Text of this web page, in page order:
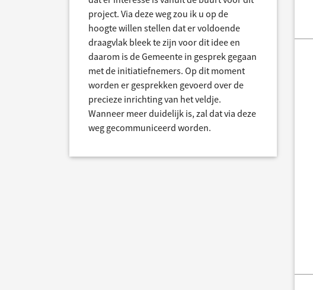
project. Via deze weg zou ik u op de
hoogte willen stellen dat er voldoende
draagvlak bleek te zijn voor dit idee en
daarom is de Gemeente in gesprek gegaan
met de initiatiefnemers. Op dit moment
worden er gesprekken gevoerd over de
precieze inrichting van het veldje.
Wanneer meer duidelijk is, zal dat via deze
weg gecommuniceerd worden.